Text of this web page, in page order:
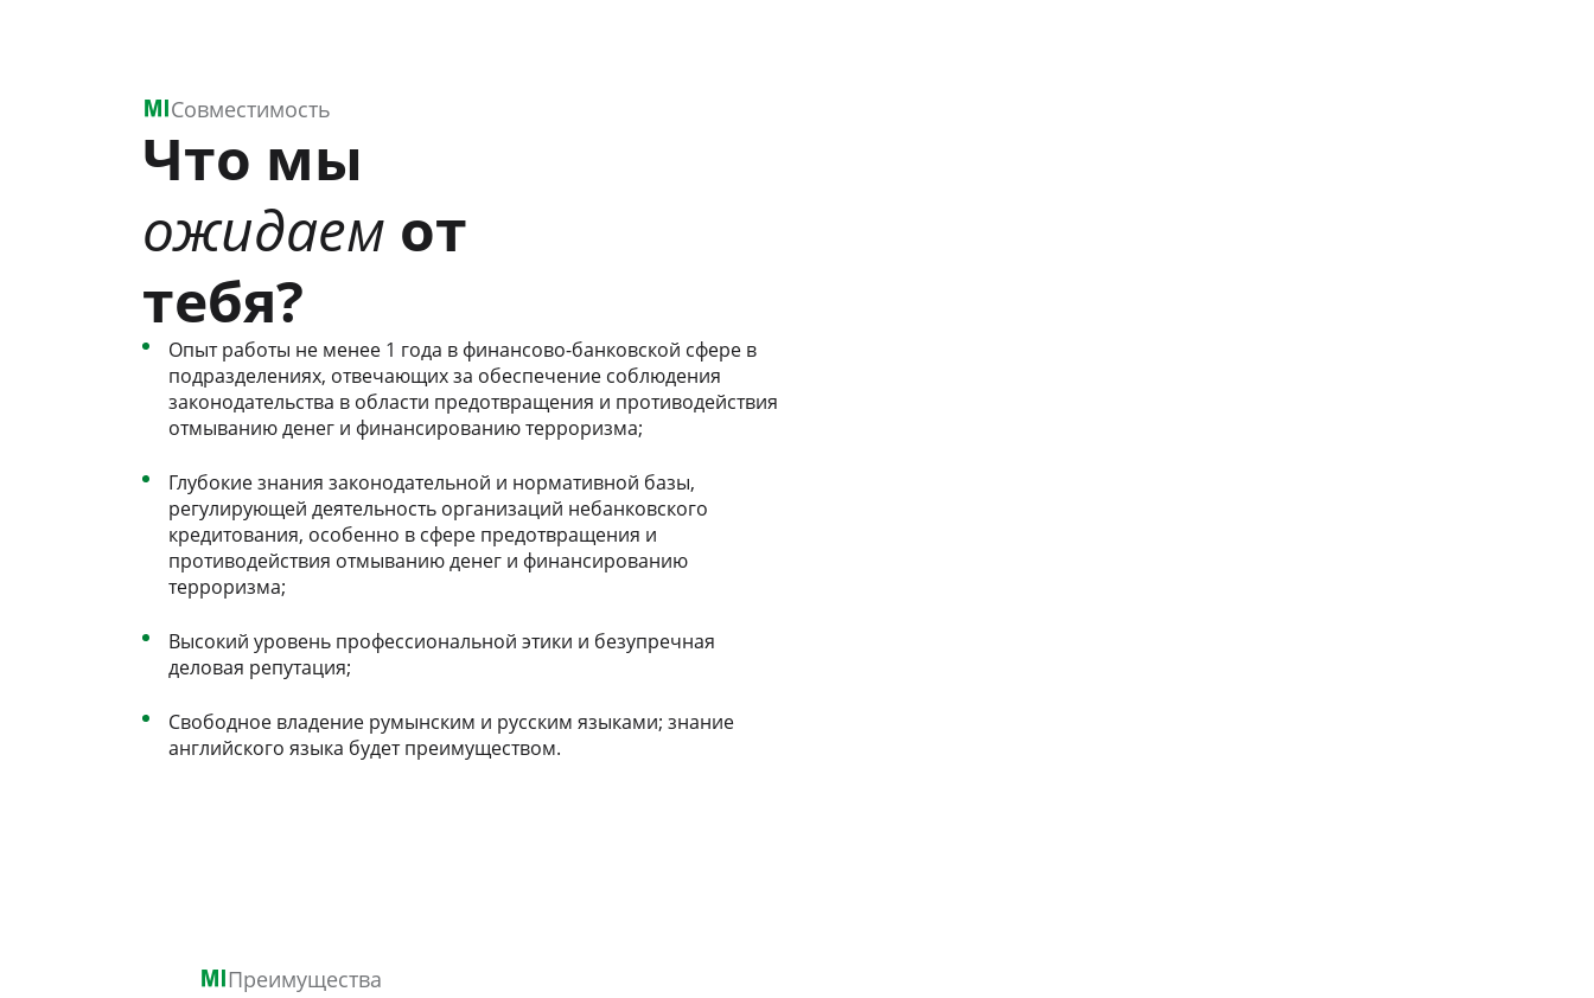
Совместимость
Что мы
ожидаем от
тебя?
Опыт работы не менее 1 года в финансово-банковской сфере в
подразделениях, отвечающих за обеспечение соблюдения
законодательства в области предотвращения и противодействия
отмыванию денег и финансированию терроризма;
Глубокие знания законодательной и нормативной базы,
регулирующей деятельность организаций небанковского
кредитования, особенно в сфере предотвращения и
противодействия отмыванию денег и финансированию
терроризма;
Высокий уровень профессиональной этики и безупречная
деловая репутация;
Свободное владение румынским и русским языками; знание
английского языка будет преимуществом.
Преимущества